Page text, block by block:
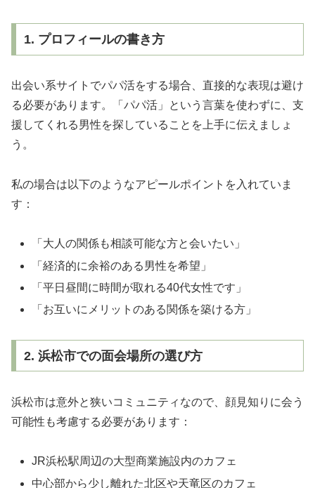
1. プロフィールの書き方
出会い系サイトでパパ活をする場合、直接的な表現は避け
る必要があります。「パパ活」という言葉を使わずに、支
援してくれる男性を探していることを上手に伝えましょ
う。
私の場合は以下のようなアピールポイントを入れていま
す：
「大人の関係も相談可能な方と会いたい」
「経済的に余裕のある男性を希望」
「平日昼間に時間が取れる40代女性です」
「お互いにメリットのある関係を築ける方」
2. 浜松市での面会場所の選び方
浜松市は意外と狭いコミュニティなので、顔見知りに会う
可能性も考慮する必要があります：
JR浜松駅周辺の大型商業施設内のカフェ
中心部から少し離れた北区や天竜区のカフェ